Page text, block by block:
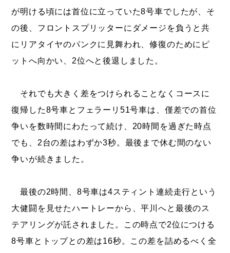
が明ける頃には首位に立っていた8号車でしたが、そ
の後、フロントスプリッターにダメージを負うと共
にリアタイヤのパンクに見舞われ、修復のためにピ
ットへ向かい、2位へと後退しました。
それでも大きく差をつけられることなくコースに
復帰した8号車とフェラーリ51号車は、僅差での首位
争いを数時間にわたって続け、20時間を過ぎた時点
でも、2台の差はわずか3秒。最後まで休む間のない
争いが続きました。
最後の2時間、8号車は4スティント連続走行という
大健闘を見せたハートレーから、平川へと最後のス
テアリングが託されました。この時点で2位につける
8号車とトップとの差は16秒。この差を詰めるべく全